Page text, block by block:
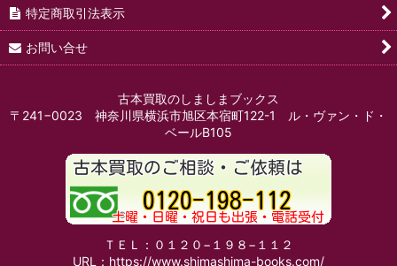
特定商取引法表示
お問い合せ
古本買取のしましまブックス
〒241−0023 神奈川県横浜市旭区本宿町122-1 ル・ヴァン・ド・
ベールB105
ＴＥＬ：０１２０−１９８−１１２
URL：https://www.shimashima-books.com/